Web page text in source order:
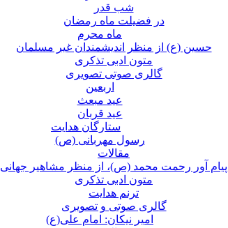
شب قدر
در فضیلت ماه رمضان
ماه محرم
حسین (ع) از منظر اندیشمندان غیر مسلمان
متون ادبی تذکری
گالری صوتی تصویری
اربعین
عید مبعث
عید قربان
ستارگان هدایت
رسول مهربانی (ص)
مقالات
پیام آور رحمت محمد (ص)، از منظر مشاهیر جهانی
متون ادبی تذکری
ترنم هدایت
گالری صوتی و تصویری
امیر نیکان: امام علی(ع)